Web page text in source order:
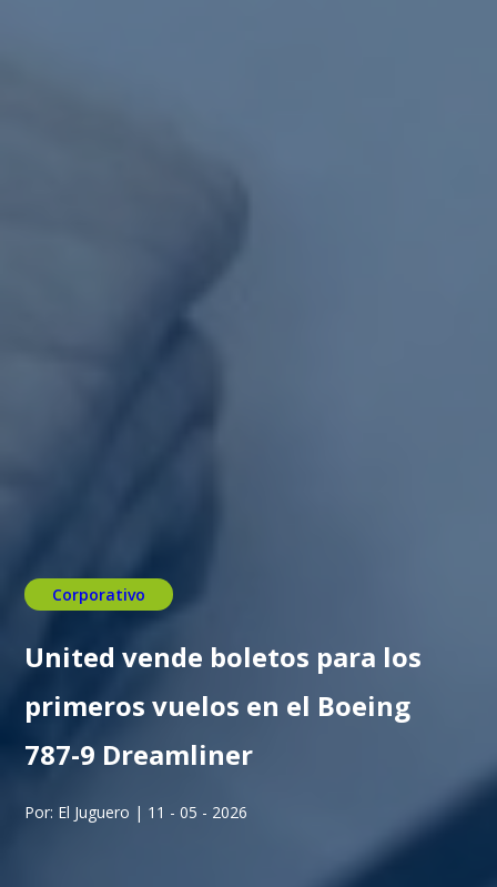
Corporativo
United vende boletos para los
primeros vuelos en el Boeing
787-9 Dreamliner
Por: El Juguero | 11 - 05 - 2026